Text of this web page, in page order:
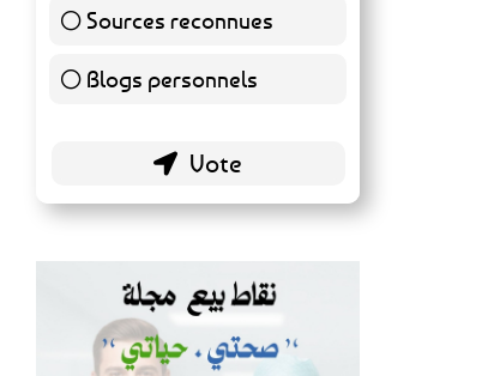
Sources reconnues
139 ( 73.16 % )
Blogs personnels51 ( 26.84 % )